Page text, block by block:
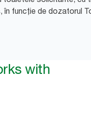
în funcție de dozatorul
with